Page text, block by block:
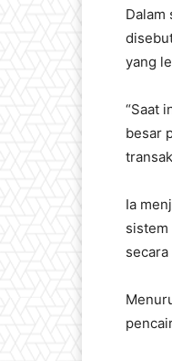
Dalam
yang
“Saat
besar
Ia
sistem